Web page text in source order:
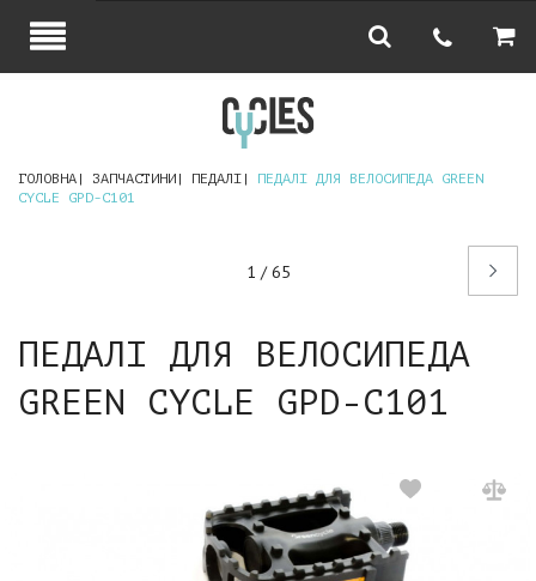
ГОЛОВНА ЗАПЧАСТИНИ ПЕДАЛІ
ПЕДАЛІ ДЛЯ ВЕЛОСИПЕДА GREEN
CYCLE GPD-C101
1 / 65
Наступний
ПЕДАЛІ ДЛЯ ВЕЛОСИПЕДА
GREEN CYCLE GPD-C101